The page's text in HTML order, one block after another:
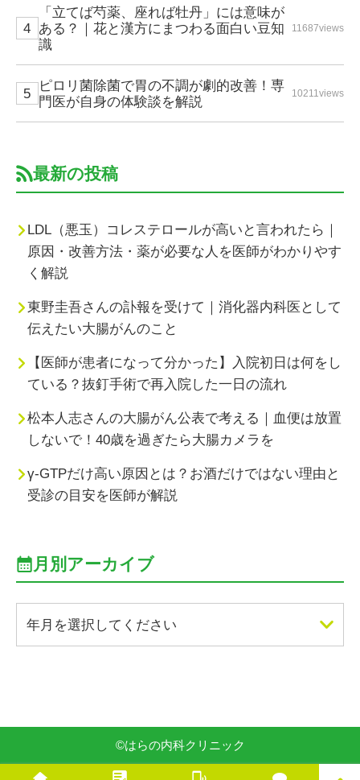
「立てば芍薬、座れば牡丹」には意味が
ある？｜花と漢方にまつわる面白い豆知
識
11687views
ピロリ菌除菌で胃の不調が劇的改善！専
門医が自身の体験談を解説
10211views
最新の投稿
LDL（悪玉）コレステロールが高いと言われたら｜
原因・改善方法・薬が必要な人を医師がわかりやす
く解説
東野圭吾さんの訃報を受けて｜消化器内科医として
伝えたい大腸がんのこと
【医師が患者になって分かった】入院初日は何をし
ている？抜釘手術で再入院した一日の流れ
松本人志さんの大腸がん公表で考える｜血便は放置
しないで！40歳を過ぎたら大腸カメラを
γ-GTPだけ高い原因とは？お酒だけではない理由と
受診の目安を医師が解説
月別アーカイブ
年月を選択してください
PAGE
©はらの内科クリニック